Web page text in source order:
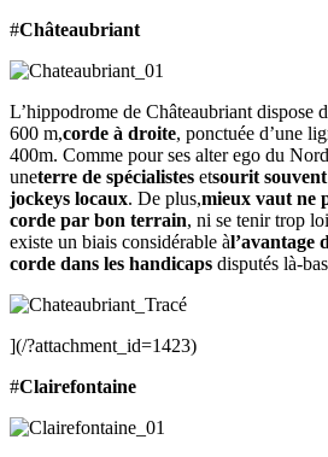
#Châteaubriant
L’hippodrome de Châteaubriant dispose
600 m,corde à droite, ponctuée d’une
400m. Comme pour ses alter ego du
uneterre de spécialistes etsourit
jockeys locaux. De plus,mieux vaut ne
corde par bon terrain, ni se tenir trop
existe un biais considérable àl’avantage
corde dans les handicaps disputés là-
](/?attachment_id=1423)
#Clairefontaine